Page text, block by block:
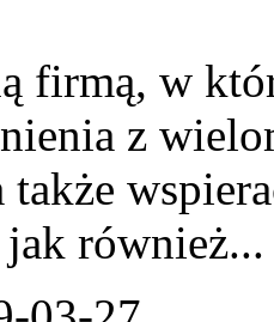
firmą, w
z
także
również...